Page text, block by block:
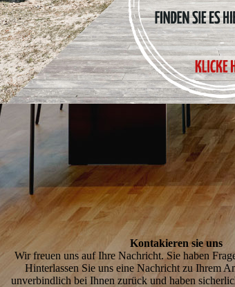
Kontakieren sie uns
Wir freuen uns auf Ihre Nachricht. Sie haben
Hinterlassen Sie uns eine Nachricht zu Ihrem
unverbindlich bei Ihnen zurück und haben